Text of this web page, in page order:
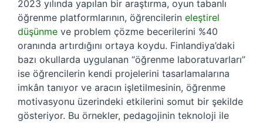
2023 yılında yapılan bir araştırma, oyun tabanlı
öğrenme platformlarının, öğrencilerin eleştirel
düşünme ve problem çözme becerilerini %40
oranında artırdığını ortaya koydu. Finlandiya’daki
bazı okullarda uygulanan “öğrenme laboratuvarları”
ise öğrencilerin kendi projelerini tasarlamalarına
imkân tanıyor ve aracın işletilmesinin, öğrenme
motivasyonu üzerindeki etkilerini somut bir şekilde
gösteriyor. Bu örnekler, pedagojinin teknoloji ile